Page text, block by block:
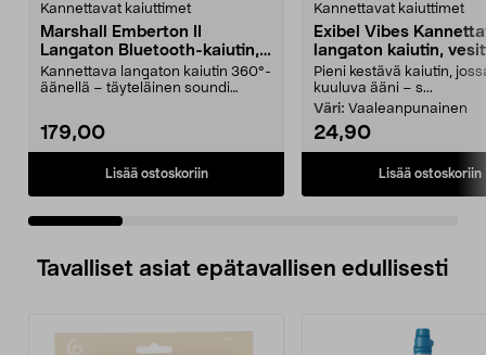
Kannettavat kaiuttimet
Marshall Emberton II
Langaton Bluetooth-kaiutin,
musta
Kannettava langaton kaiutin 360°-
äänellä – täyteläinen soundi
179,00
Lisää ostoskoriin
Kannettavat kaiuttimet
Exibel Vibes
langaton kaiutin,
Pieni kestävä kaiutin,
kuuluva ääni – s...
Väri: Vaaleanpunainen
24,90
Lisää ostoskoriin
Tavalliset asiat epätavallisen edullisesti